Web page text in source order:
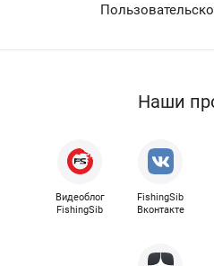
Наши
Видеоблог
FishingSib
FishingSib
Вконтакте